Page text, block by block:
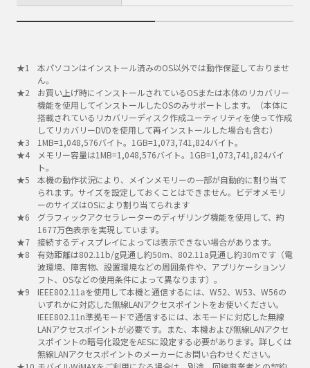
本パソコンはインストール済みのOS以外では動作保証しておりませ
ん。
お買い上げ時にインストールされているOSまたは本体のリカバリー
機能を使用してインストールしたOSのみサポートします。（本体に
搭載されているリカバリーディスク作成ユーティリティを使って作成
してリカバリーDVDを使用して再インストールした場合も含む）
1MB=1,048,576バイト。1GB=1,073,741,824バイト。
メモリー容量は1MB=1,048,576バイト。1GB=1,073,741,824バイ
ト。
本機の動作状況により、メインメモリーの一部が自動的に割り当て
られます。サイズを設定しておくことはできません。ビデオメモリ
ーのサイズはOSにより割り当てられます
グラフィックアクセラレーターのディザリング機能を使用して、約
1677万色表示を実現しています。
接続するディスプレイによっては表示できない場合があります。
有効距離は802.11b/g見通し約50m、802.11a見通し約30mです（電
波環境、障害物、設置環境などの周囲条件や、アプリケーションソ
フト、OSなどの使用条件によって異なります）。
IEEE802.11aを使用して本機と通信するには、W52、W53、W56の
いずれかに対応した無線LANアクセスポイントをお使いください。
IEEE802.11n準拠モードで通信するには、本モードに対応した無線
LANアクセスポイントが必要です。また、本機および無線LANアクセ
スポイントの暗号化設定をAESに設定する必要があります。詳しくは
無線LANアクセスポイントのメーカーにお問い合わせください。